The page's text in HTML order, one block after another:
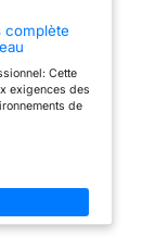
complète
Cette
exigences des
de
lorsque
contre la
dans un
Solution